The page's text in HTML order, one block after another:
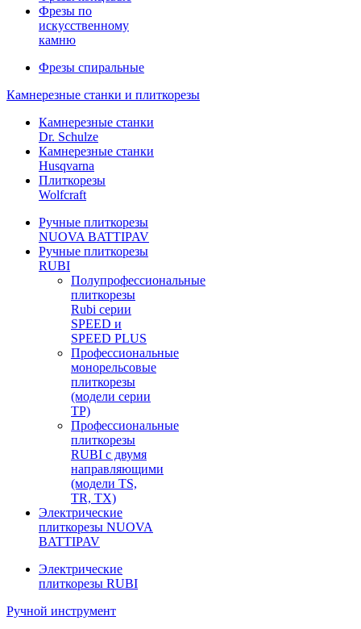
Фрезы по
искусственному
камню
Фрезы спиральные
Камнерезные станки и плиткорезы
Камнерезные станки
Dr. Schulze
Камнерезные станки
Husqvarna
Плиткорезы
Wolfcraft
Ручные плиткорезы
NUOVA BATTIPAV
Ручные плиткорезы
RUBI
Полупрофессиональные
плиткорезы
Rubi серии
SPEED и
SPEED PLUS
Профессиональные
монорельсовые
плиткорезы
(модели серии
TP)
Профессиональные
плиткорезы
RUBI с двумя
направляющими
(модели TS,
TR, TX)
Электрические
плиткорезы NUOVA
BATTIPAV
Электрические
плиткорезы RUBI
Ручной инструмент